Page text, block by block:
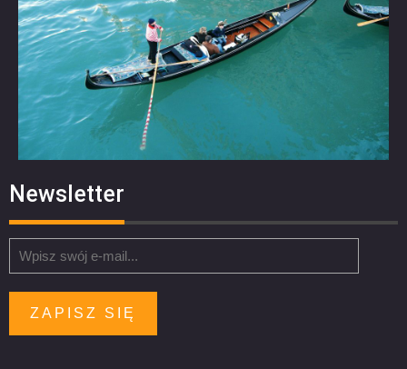
Newsletter
ZAPISZ SIĘ